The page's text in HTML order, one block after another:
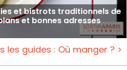
et bistrots traditionnels de
et bonnes adresses
les guides : Où manger ? >